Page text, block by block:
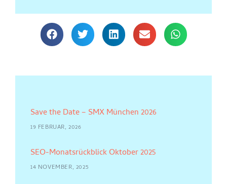
Save the Date – SMX München 2026
19 FEBRUAR, 2026
SEO-Monatsrückblick Oktober 2025
14 NOVEMBER, 2025